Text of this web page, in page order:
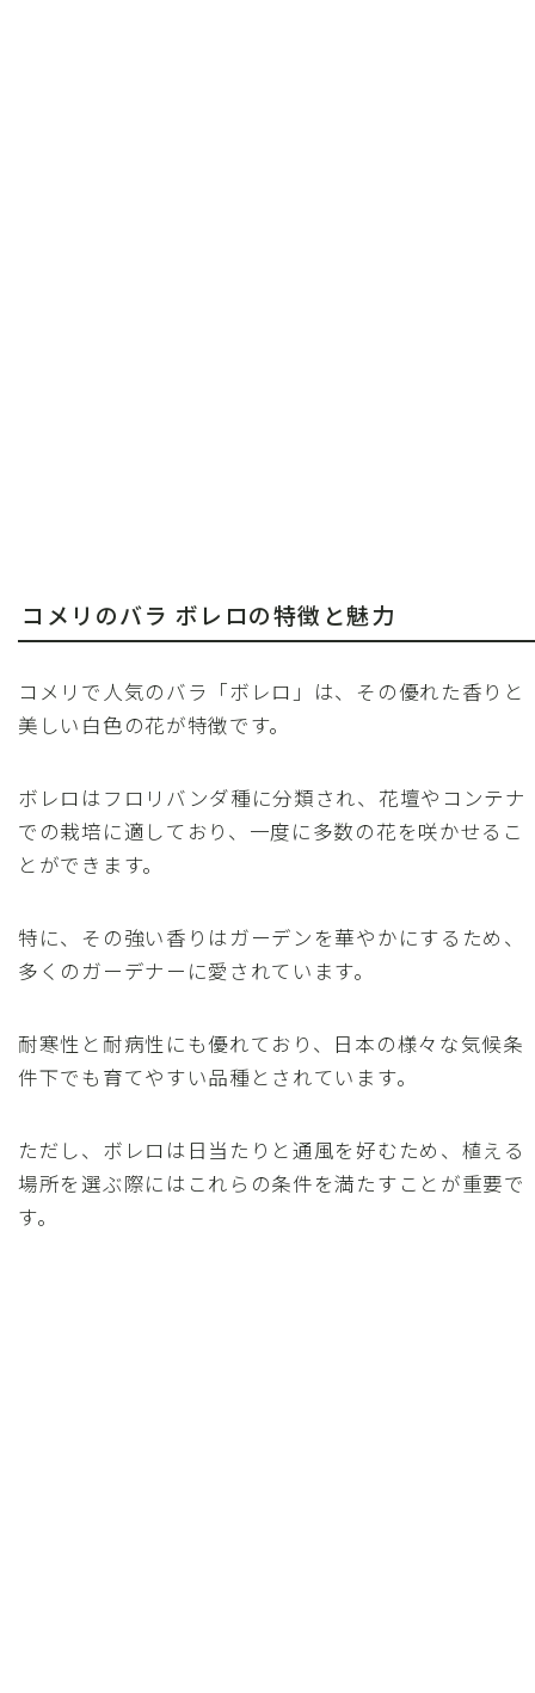
コメリのバラ ボレロの特徴と魅力
コメリで人気のバラ「ボレロ」は、その優れた香りと
美しい白色の花が特徴です。
ボレロはフロリバンダ種に分類され、花壇やコンテナ
での栽培に適しており、一度に多数の花を咲かせるこ
とができます。
特に、その強い香りはガーデンを華やかにするため、
多くのガーデナーに愛されています。
耐寒性と耐病性にも優れており、日本の様々な気候条
件下でも育てやすい品種とされています。
ただし、ボレロは日当たりと通風を好むため、植える
場所を選ぶ際にはこれらの条件を満たすことが重要で
す。